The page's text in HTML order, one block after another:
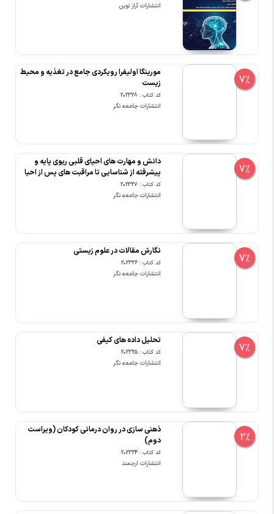
انتشارات آراز نوین
7%
مورینگا اولیفرا رویکردی جامع در تغذیه و محیط
زیست
کد کتاب : 202328
انتشارات جامعه نگر
7%
دانش و مهارت های احیای قلبی ریوی پایه و
پیشرفته از شناسایی تا مراقبت های پس از احیا
کد کتاب : 202327
انتشارات جامعه نگر
7%
نگارش مقالات در علوم زیستی
کد کتاب : 202326
انتشارات جامعه نگر
7%
تحلیل داده های کیفی
کد کتاب : 202325
انتشارات جامعه نگر
2%
ذهنی سازی در روان درمانی کودکان (ویراست
دوم)
کد کتاب : 202324
انتشارات ارجمند